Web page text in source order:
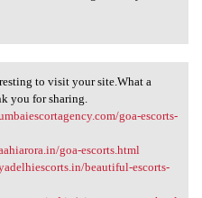
to
to visit your site.What a
you for sharing.
goa-escorts-
goa-escorts.html
beautiful-escorts-